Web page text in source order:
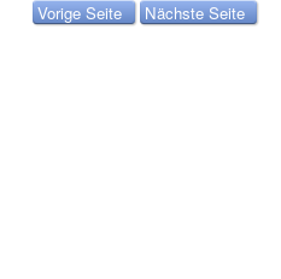
Vorige Seite Nächste Seite